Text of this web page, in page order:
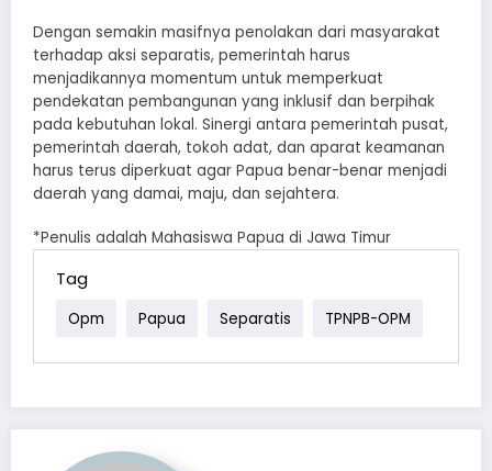
Dengan semakin masifnya penolakan dari masyarakat
terhadap aksi separatis, pemerintah harus
menjadikannya momentum untuk memperkuat
pendekatan pembangunan yang inklusif dan berpihak
pada kebutuhan lokal. Sinergi antara pemerintah pusat,
pemerintah daerah, tokoh adat, dan aparat keamanan
harus terus diperkuat agar Papua benar-benar menjadi
daerah yang damai, maju, dan sejahtera.
*Penulis adalah Mahasiswa Papua di Jawa Timur
Tag
Opm Papua Separatis TPNPB-OPM